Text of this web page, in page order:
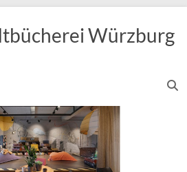
Würzburg